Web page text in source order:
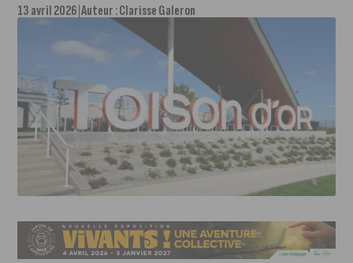
13 avril 2026 Auteur :Clarisse Galeron